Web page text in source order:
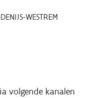
WESTREM
volgende kanalen